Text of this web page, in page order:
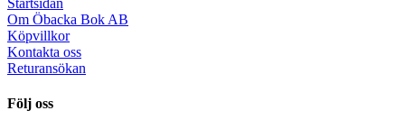
Om Öbacka Bok AB
Köpvillkor
Kontakta oss
Returansökan
Följ oss